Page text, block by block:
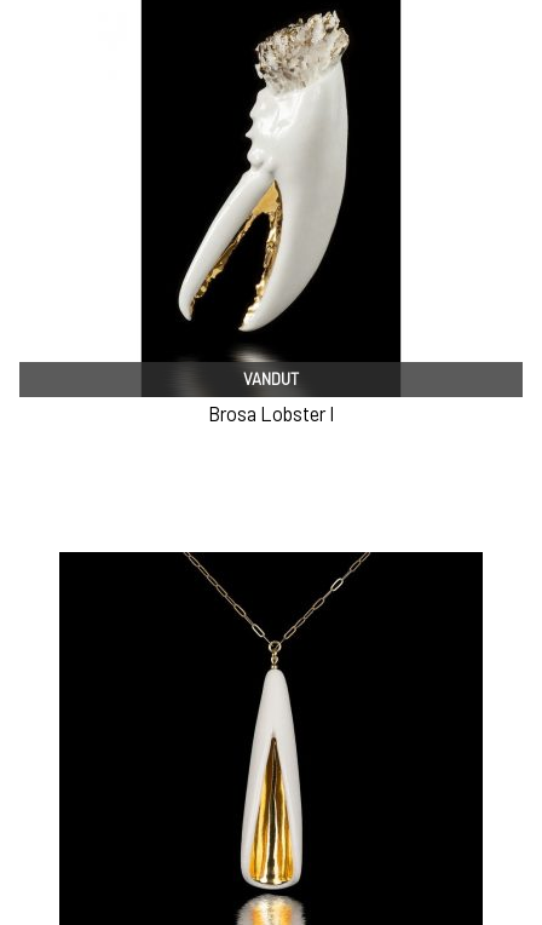
VANDUT
Brosa Lobster I